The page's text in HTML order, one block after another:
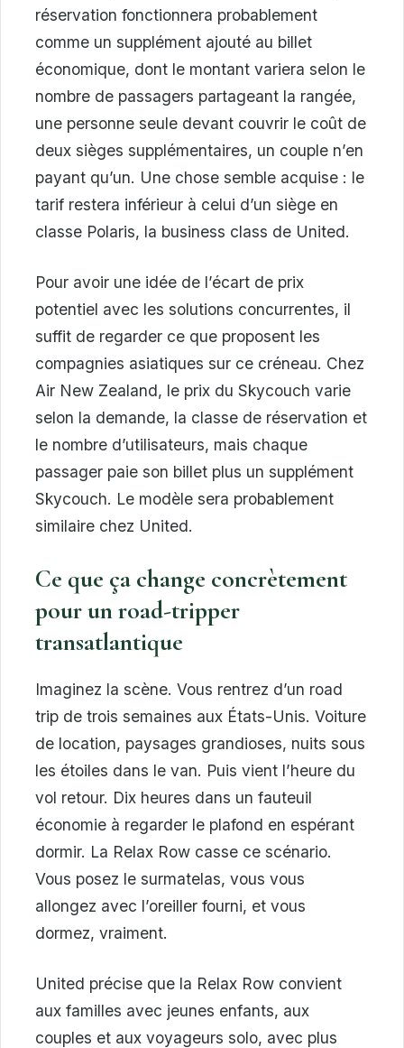
réservation fonctionnera probablement
comme un supplément ajouté au billet
économique, dont le montant variera selon le
nombre de passagers partageant la rangée,
une personne seule devant couvrir le coût de
deux sièges supplémentaires, un couple n’en
payant qu’un. Une chose semble acquise : le
tarif restera inférieur à celui d’un siège en
classe Polaris, la business class de United.
Pour avoir une idée de l’écart de prix
potentiel avec les solutions concurrentes, il
suffit de regarder ce que proposent les
compagnies asiatiques sur ce créneau. Chez
Air New Zealand, le prix du Skycouch varie
selon la demande, la classe de réservation et
le nombre d’utilisateurs, mais chaque
passager paie son billet plus un supplément
Skycouch. Le modèle sera probablement
similaire chez United.
Ce que ça change concrètement
pour un road-tripper
transatlantique
Imaginez la scène. Vous rentrez d’un road
trip de trois semaines aux États-Unis. Voiture
de location, paysages grandioses, nuits sous
les étoiles dans le van. Puis vient l’heure du
vol retour. Dix heures dans un fauteuil
économie à regarder le plafond en espérant
dormir. La Relax Row casse ce scénario.
Vous posez le surmatelas, vous vous
allongez avec l’oreiller fourni, et vous
dormez, vraiment.
United précise que la Relax Row convient
aux familles avec jeunes enfants, aux
couples et aux voyageurs solo, avec plus